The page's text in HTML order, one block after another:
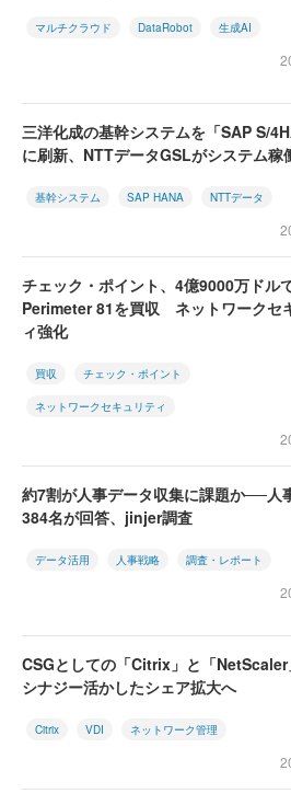
マルチクラウド DataRobot 生成AI
三洋化成の基幹システムを「SAP S/
に刷新、NTTデータGSLがシステム稼
基幹システム SAP HANA NTTデータ
チェック・ポイント、4億9000万ドル
Perimeter 81を買収 ネットワークセ
ィ強化
買収 チェック・ポイント
ネットワークセキュリティ
約7割が人事データ収集に課題か──人
384名が回答、jinjer調査
データ活用 人事戦略 調査・レポート
CSGとしての「Citrix」と「NetScaler
シナジー活かしたシェア拡大へ
Citrix VDI ネットワーク管理